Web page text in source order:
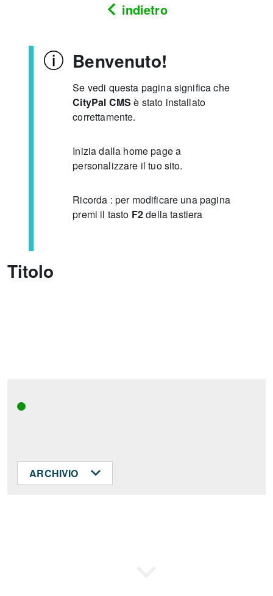
indietro
Benvenuto!
Se vedi questa pagina significa che
CityPal CMS è stato installato
correttamente.
Inizia dalla home page a
personalizzare il tuo sito.
Ricorda : per modificare una pagina
premi il tasto F2della tastiera
Titolo
ARCHIVIO